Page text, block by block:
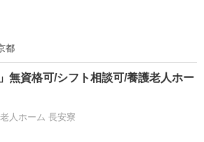
都
無資格可/シフト相談可/養護老人ホー
人ホーム 長安寮